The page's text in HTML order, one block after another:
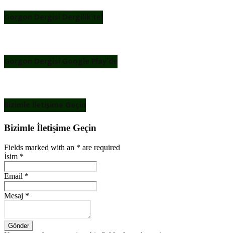
Gorgon Dergisi Dergilik’te!
Gorgon Dergisi Google Play’de
Bizimle İletişime Geçin
Bizimle İletişime Geçin
Fields marked with an * are required
İsim *
Email *
Mesaj *